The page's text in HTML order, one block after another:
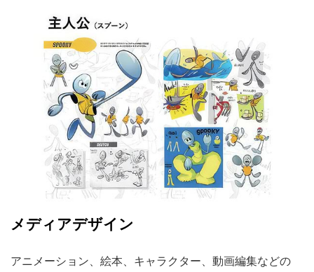
メディアデザイン
アニメーション、絵本、キャラクター、動画編集などの